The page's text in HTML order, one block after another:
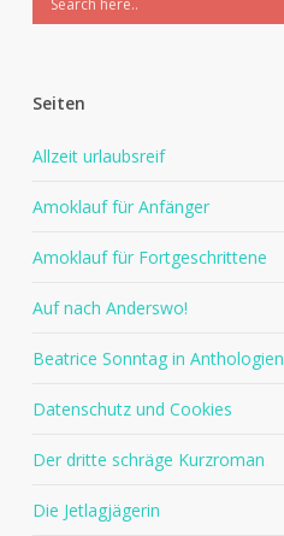
Seiten
Allzeit urlaubsreif
Amoklauf für Anfänger
Amoklauf für Fortgeschrittene
Auf nach Anderswo!
Beatrice Sonntag in Anthologien
Datenschutz und Cookies
Der dritte schräge Kurzroman
Die Jetlagjägerin